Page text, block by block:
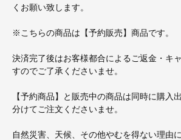
くお願い致します。
※こちらの商品は【予約販売】商品です。
決済完了後はお客様都合によるご返金・キ
すのでご了承くださいませ。
【予約商品】と販売中の商品は同時に購入
分けてご注文くださいませ。
自然災害、天候、その他やむを得ない理由